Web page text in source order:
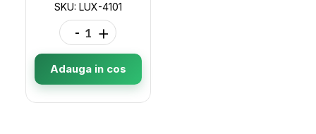
SKU: LUX-4101
- +
Adauga in cos